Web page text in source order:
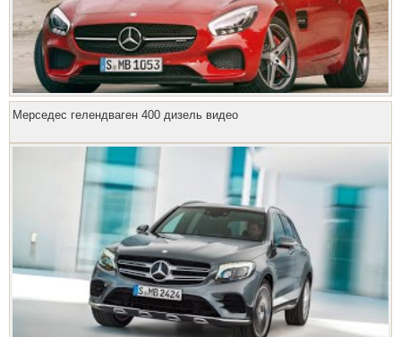
Мерседес гелендваген 400 дизель видео